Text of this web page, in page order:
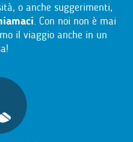
o anche suggerimenti,
. Con noi non è mai
il viaggio anche in un